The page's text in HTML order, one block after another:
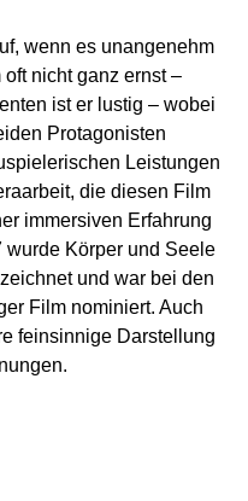
wenn es unangenehm
nicht ganz ernst –
ist er lustig – wobei
Protagonisten
Leistungen
die diesen Film
immersiven Erfahrung
Körper und Seele
und war bei den
Film nominiert. Auch
feinsinnige Darstellung